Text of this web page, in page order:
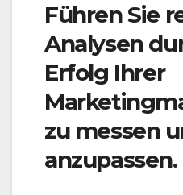
Führen Sie
Analysen
Erfolg Ihrer
zu messen
anzupassen.